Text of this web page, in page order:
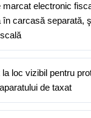
marcat electronic
în carcasă separată,
loc vizibil pentru
de taxat